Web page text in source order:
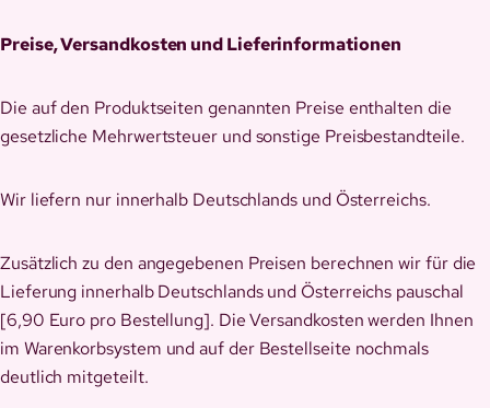
Preise, Versandkosten und Lieferinformationen
Die auf den Produktseiten genannten Preise enthalten die
gesetzliche Mehrwertsteuer und sonstige Preisbestandteile.
Wir liefern nur innerhalb Deutschlands und Österreichs.
Zusätzlich zu den angegebenen Preisen berechnen wir für die
Lieferung innerhalb Deutschlands und Österreichs pauschal
[6,90 Euro pro Bestellung]. Die Versandkosten werden Ihnen
im Warenkorbsystem und auf der Bestellseite nochmals
deutlich mitgeteilt.